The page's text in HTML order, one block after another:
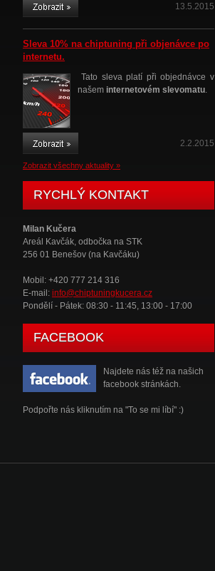
13.5.2015
Sleva 10% na chiptuning při objenávce po
internetu.
Tato sleva platí při objednávce v
našem internetovém slevomatu.
2.2.2015
Zobrazit všechny aktuality »
RYCHLÝ KONTAKT
Milan Kučera
Areál Kavčák, odbočka na STK
256 01 Benešov (na Kavčáku)
Mobil: +420 777 214 316
E-mail: info@chiptuningkucera.cz
Pondělí - Pátek: 08:30 - 11:45, 13:00 - 17:00
FACEBOOK
Najdete nás též na našich
facebook stránkách.
Podpořte nás kliknutím na "To se mi líbí" :)